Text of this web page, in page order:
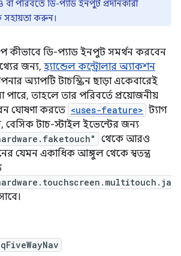
বা পরিবর্তে ডি-প্যাড ইনপুট প্রদানকারী
সহায়তা করুন।
কীভাবে ডি-প্যাড ইনপুট সমর্থন করবেন
জন্য, হ্যান্ডেল কন্ট্রোলার অ্যাকশন
অ্যাপটি টাচস্ক্রিন ছাড়া একেবারেই
তাহলে তার পরিবর্তে প্রয়োজনীয়
ঘোষণা করতে <uses-feature> ট্যাগ
টাচ-স্টাইল ইভেন্টের জন্য
থেকে আরও
যেমন একাধিক আঙ্গুল থেকে স্বতন্ত্র